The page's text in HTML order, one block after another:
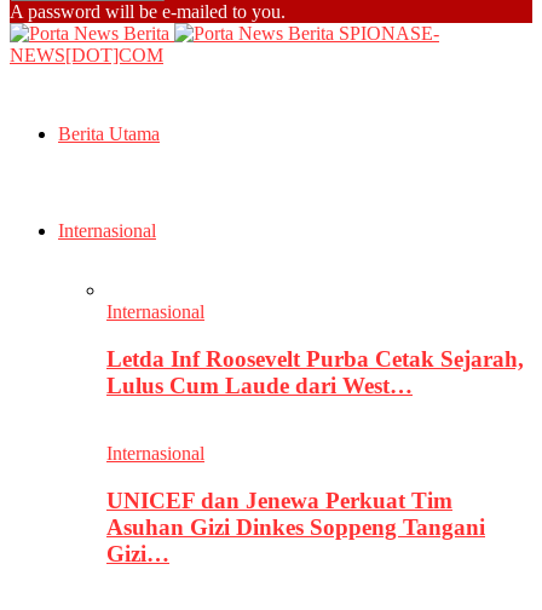
A password will be e-mailed to you.
SPIONASE-
NEWS[DOT]COM
Berita Utama
Internasional
Internasional
Letda Inf Roosevelt Purba Cetak Sejarah,
Lulus Cum Laude dari West…
Internasional
UNICEF dan Jenewa Perkuat Tim
Asuhan Gizi Dinkes Soppeng Tangani
Gizi…